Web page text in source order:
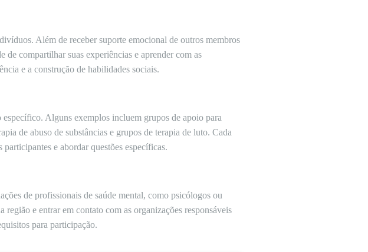
Além de receber suporte emocional de outros membros
de compartilhar suas experiências e aprender com as
e a construção de habilidades sociais.
Alguns exemplos incluem grupos de apoio para
de abuso de substâncias e grupos de terapia de luto. Cada
e abordar questões específicas.
de profissionais de saúde mental, como psicólogos ou
e entrar em contato com as organizações responsáveis
para participação.